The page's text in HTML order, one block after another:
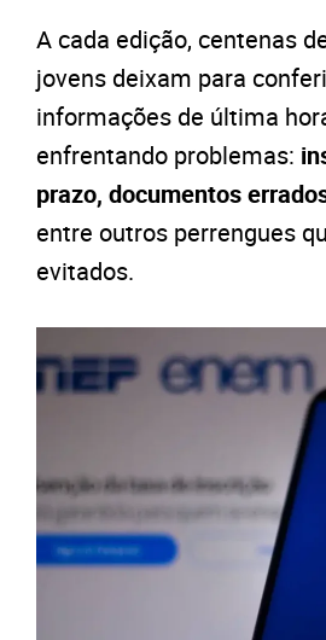
A cada edição, centenas
jovens deixam para
informações de última
enfrentando problemas:
prazo, documentos
entre outros perrengues
evitados.